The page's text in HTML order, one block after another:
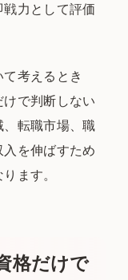
力として評価
考えるとき
で判断しない
転職市場、職
を伸ばすため
ます。
格だけで